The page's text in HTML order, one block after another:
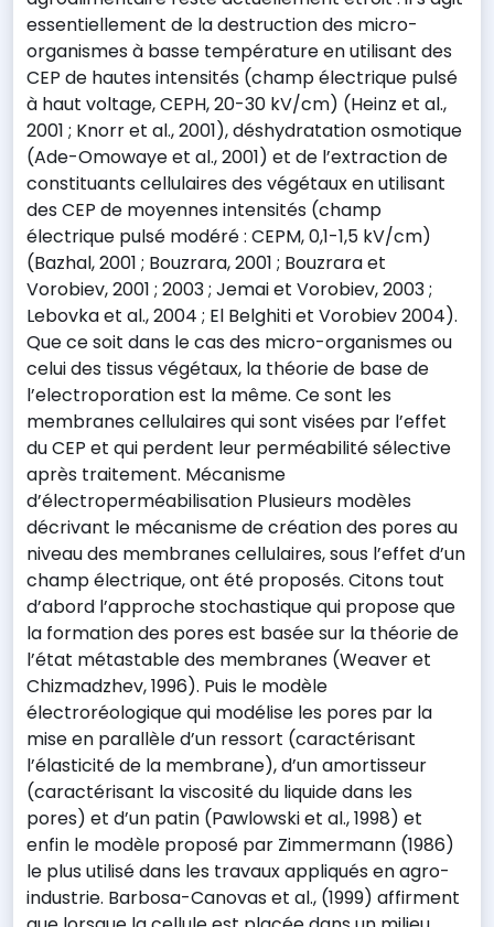
essentiellement de la destruction des micro-
organismes à basse température en utilisant des
CEP de hautes intensités (champ électrique pulsé
à haut voltage, CEPH, 20-30 kV/cm) (Heinz et al.,
2001 ; Knorr et al., 2001), déshydratation osmotique
(Ade-Omowaye et al., 2001) et de l’extraction de
constituants cellulaires des végétaux en utilisant
des CEP de moyennes intensités (champ
électrique pulsé modéré : CEPM, 0,1-1,5 kV/cm)
(Bazhal, 2001 ; Bouzrara, 2001 ; Bouzrara et
Vorobiev, 2001 ; 2003 ; Jemai et Vorobiev, 2003 ;
Lebovka et al., 2004 ; El Belghiti et Vorobiev 2004).
Que ce soit dans le cas des micro-organismes ou
celui des tissus végétaux, la théorie de base de
l’electroporation est la même. Ce sont les
membranes cellulaires qui sont visées par l’effet
du CEP et qui perdent leur perméabilité sélective
après traitement. Mécanisme
d’électroperméabilisation Plusieurs modèles
décrivant le mécanisme de création des pores au
niveau des membranes cellulaires, sous l’effet d’un
champ électrique, ont été proposés. Citons tout
d’abord l’approche stochastique qui propose que
la formation des pores est basée sur la théorie de
l’état métastable des membranes (Weaver et
Chizmadzhev, 1996). Puis le modèle
électroréologique qui modélise les pores par la
mise en parallèle d’un ressort (caractérisant
l’élasticité de la membrane), d’un amortisseur
(caractérisant la viscosité du liquide dans les
pores) et d’un patin (Pawlowski et al., 1998) et
enfin le modèle proposé par Zimmermann (1986)
le plus utilisé dans les travaux appliqués en agro-
industrie. Barbosa-Canovas et al., (1999) affirment